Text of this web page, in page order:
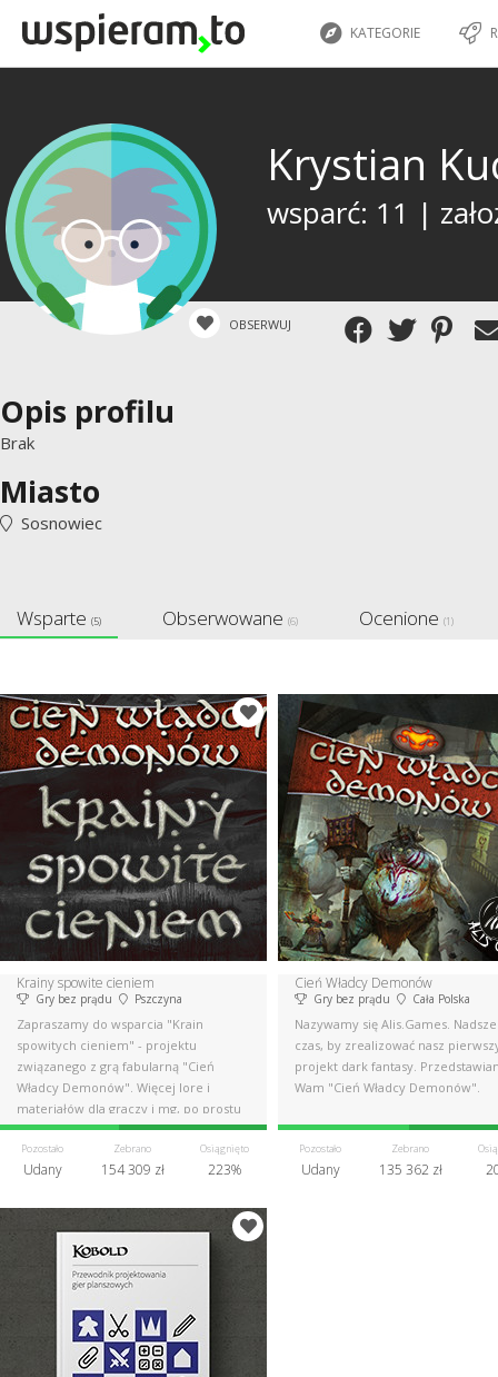
KATEGORIE
Krystian
wsparć: 11 |
OBSERWUJ
Opis profilu
Brak
Miasto
Sosnowiec
Wsparte (5) Obserwowane (6) Ocenione (1)
Krainy spowite cieniem
Gry bez prądu Pszczyna
Zapraszamy do wsparcia "Krain
spowitych cieniem" - projektu
związanego z grą fabularną "Cień
Władcy Demonów". Więcej lore i
materiałów dla graczy i mg, po prostu
więcej Demona!
Pozostało
Udany
Zebrano
154 309 zł
Osiągnięto
223%
Cień Władcy Demonów
Gry bez prądu Cała Polska
Nazywamy się Alis.Games.
czas, by zrealizować nasz
projekt dark fantasy.
Wam "Cień Władcy Demonów".
Pozostało
Udany
Zebrano
135 362 zł